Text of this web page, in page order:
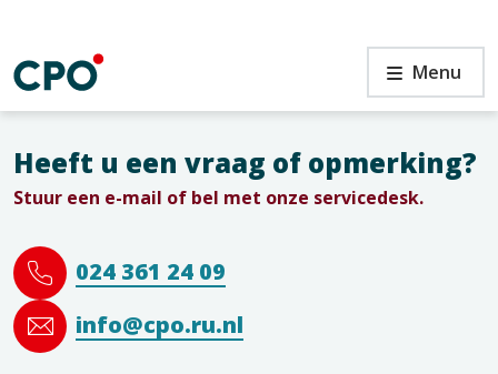
de
inhoud
Menu
Heeft u een vraag of opmerking?
Stuur een e-mail of bel met onze servicedesk.
024 361 24 09
info@cpo.ru.nl